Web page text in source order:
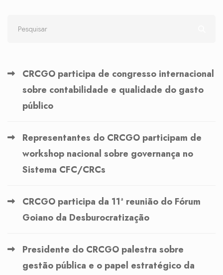
CRCGO participa de congresso internacional
sobre contabilidade e qualidade do gasto
público
Representantes do CRCGO participam de
workshop nacional sobre governança no
Sistema CFC/CRCs
CRCGO participa da 11ª reunião do Fórum
Goiano da Desburocratização
Presidente do CRCGO palestra sobre
gestão pública e o papel estratégico da